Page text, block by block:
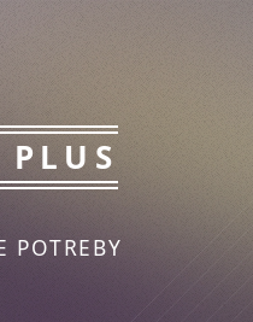
PLUS
POTREBY